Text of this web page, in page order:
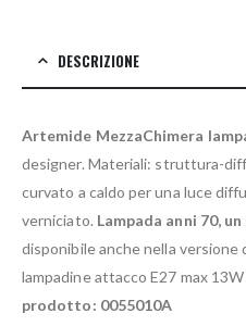
DESCRIZIONE
Artemide MezzaChimera
designer. Materiali: struttura-
curvato a caldo per una luce
verniciato.Lampada anni 70,
disponibile anche nella versione
lampadine attacco E27 max
prodotto: 0055010A